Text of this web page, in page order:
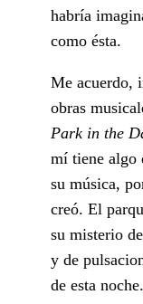
habría
como ésta.
Me acuerdo,
obras
Park in the
mí tiene algo
su música,
creó. El
su misterio
y de
de esta noche.